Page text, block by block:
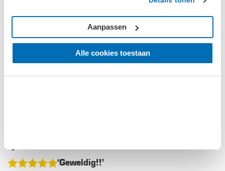
Alle cookies toestaan
Aanpassen
‘Geweldig!!’